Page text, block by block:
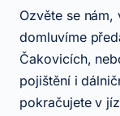
Ozvěte se
domluvíme
Čakovicích,
pojištění i
pokračujete v